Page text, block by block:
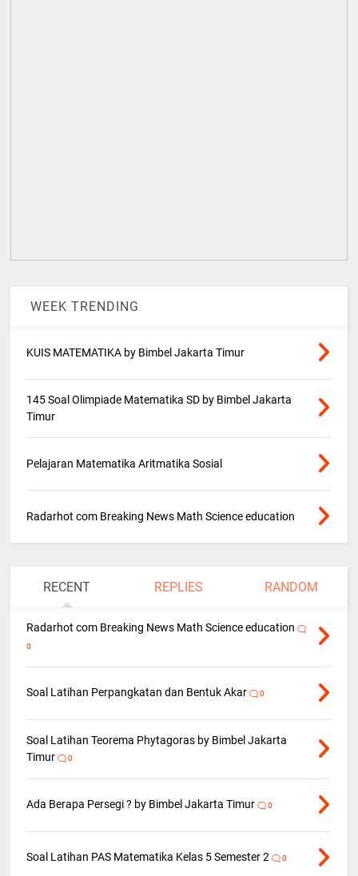
WEEK TRENDING
KUIS MATEMATIKA by Bimbel Jakarta Timur
145 Soal Olimpiade Matematika SD by Bimbel Jakarta
Timur
Pelajaran Matematika Aritmatika Sosial
Radarhot com Breaking News Math Science education
RECENT REPLIES RANDOM
Radarhot com Breaking News Math Science education
0
Soal Latihan Perpangkatan dan Bentuk Akar 0
Soal Latihan Teorema Phytagoras by Bimbel Jakarta
Timur
0
Ada Berapa Persegi ? by Bimbel Jakarta Timur 0
Soal Latihan PAS Matematika Kelas 5 Semester 2 0